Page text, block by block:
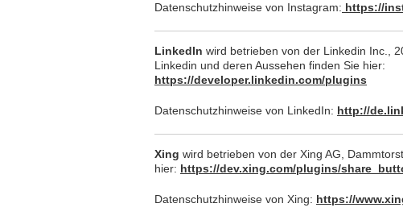
Datenschutzhinweise von Instagram: https://
LinkedIn wird betrieben von der Linkedin Inc.,
Linkedin und deren Aussehen finden Sie hier:
https://developer.linkedin.com/plugins
Datenschutzhinweise von LinkedIn: http://
Xing wird betrieben von der Xing AG,
hier: https://dev.xing.com/plugins/
Datenschutzhinweise von Xing: https://